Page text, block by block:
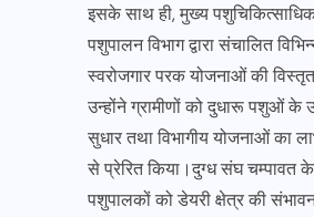
इसके साथ ही, मुख्य
पशुपालन विभाग द्वारा संचालित
स्वरोजगार परक योजनाओं की
उन्होंने ग्रामीणों को दुधारू पशुओं
सुधार तथा विभागीय योजनाओं का
से प्रेरित किया।दुग्ध संघ चम्पावत
पशुपालकों को डेयरी क्षेत्र की